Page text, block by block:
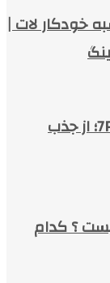
خودکار لات |
خدمات شبکه‌های اجتماعی 7Panel؛ از جذب
؟ کدام